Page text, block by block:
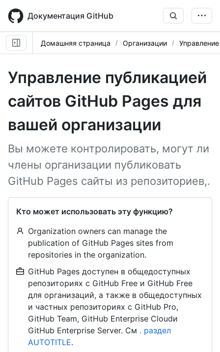
main
content
Документация GitHub
Домашняя страница Организации
Управление публикацией
сайтов GitHub Pages для
вашей организации
Вы можете контролировать, могут ли
члены организации публиковать
GitHub Pages сайты из репозиториев,.
Кто может использовать эту функцию?
Organization owners can manage the
publication of GitHub Pages sites from
repositories in the organization.
GitHub Pages доступен в общедоступных
репозиториях с GitHub Free и GitHub Free
для организаций, а также в общедоступных
и частных репозиториях с GitHub Pro,
GitHub Team, GitHub Enterprise Cloudи
GitHub Enterprise Server. См . раздел
AUTOTITLE.